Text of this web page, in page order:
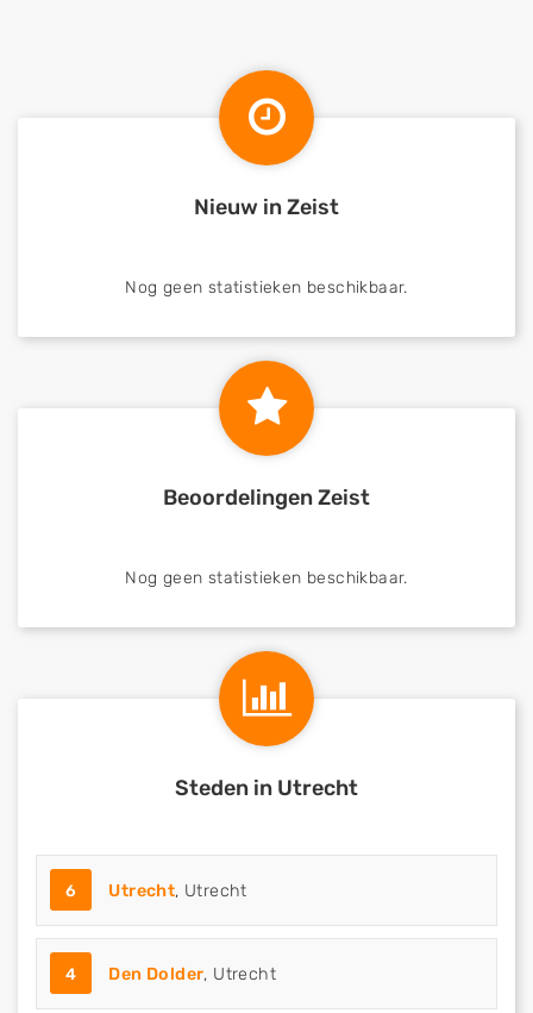
Nieuw in Zeist
Nog geen statistieken beschikbaar.
Beoordelingen Zeist
Nog geen statistieken beschikbaar.
Steden in Utrecht
6 Utrecht, Utrecht
4 Den Dolder, Utrecht